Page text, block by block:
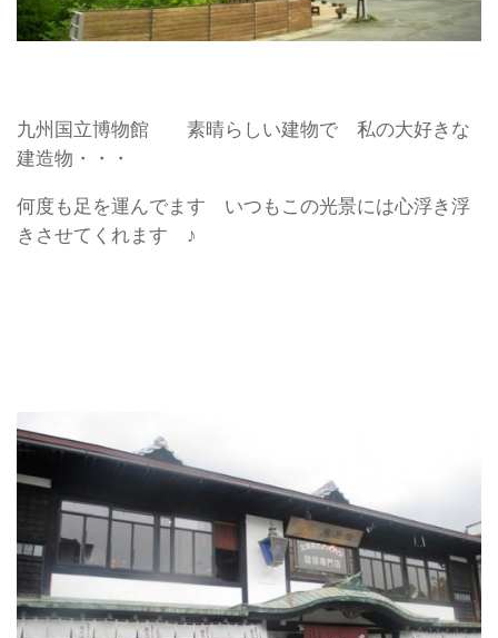
九州国立博物館 素晴らしい建物で 私の大好きな
建造物・・・
何度も足を運んでます いつもこの光景には心浮き浮
きさせてくれます ♪